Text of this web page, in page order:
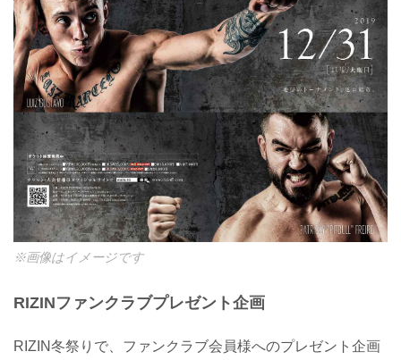
※画像はイメージです
RIZINファンクラブプレゼント企画
RIZIN冬祭りで、ファンクラブ会員様へのプレゼント企画